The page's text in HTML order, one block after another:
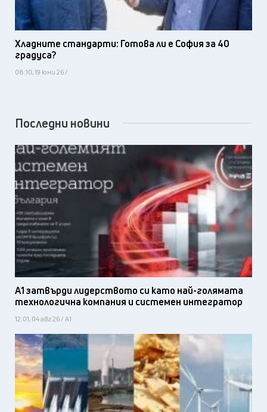
Хладните стандарти: Готова ли е София за 40
градуса?
08:10, 19 юни 26 /
Последни новини
А1 затвърди лидерството си като най-голямата
технологична компания и системен интегратор
12:01, 04 авг 26 / А1